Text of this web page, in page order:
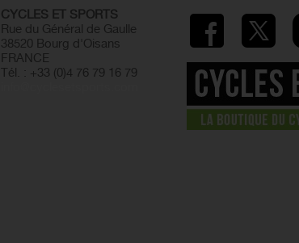
CYCLES ET SPORTS
Rue du Général de Gaulle
38520 Bourg d'Oisans
FRANCE
Tél. : +33 (0)4 76 79 16 79